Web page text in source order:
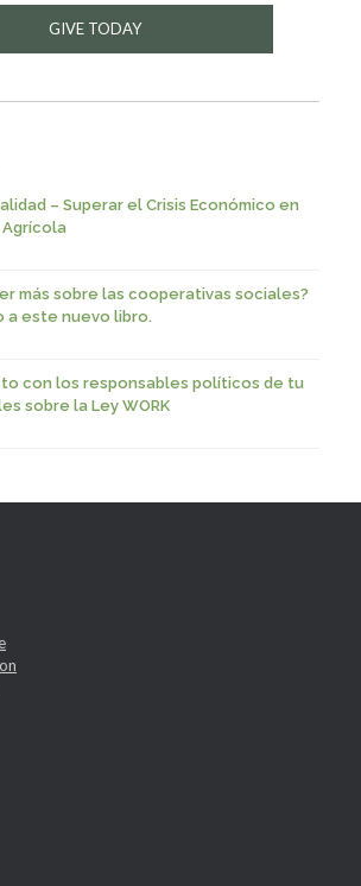
GIVE TODAY
– Superar el Crisis Económico en
más sobre las cooperativas sociales?
a este nuevo libro.
con los responsables políticos de tu
sobre la Ley WORK